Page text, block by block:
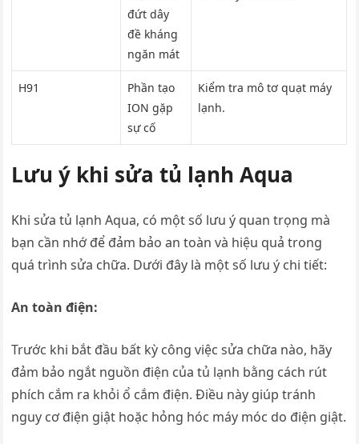
đứt dây
đề kháng
ngăn mát
H91
Phần tạo
ION gặp
sự cố
Kiểm tra mô tơ quạt máy
lạnh.
Lưu ý khi sửa tủ lạnh Aqua
Khi sửa tủ lạnh Aqua, có một số lưu ý quan trọng mà
bạn cần nhớ để đảm bảo an toàn và hiệu quả trong
quá trình sửa chữa. Dưới đây là một số lưu ý chi tiết:
An toàn điện:
Trước khi bắt đầu bất kỳ công việc sửa chữa nào, hãy
đảm bảo ngắt nguồn điện của tủ lạnh bằng cách rút
phích cắm ra khỏi ổ cắm điện. Điều này giúp tránh
nguy cơ điện giật hoặc hỏng hóc máy móc do điện giật.